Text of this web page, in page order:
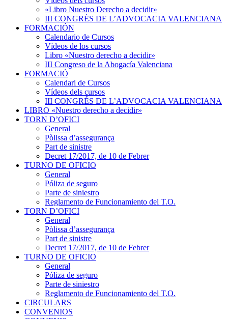
«Libro Nuestro Derecho a decidir»
III CONGRÉS DE L’ADVOCACIA VALENCIANA
FORMACIÓN
Calendario de Cursos
Vídeos de los cursos
Libro «Nuestro derecho a decidir»
III Congreso de la Abogacía Valenciana
FORMACIÓ
Calendari de Cursos
Vídeos dels cursos
III CONGRÉS DE L’ADVOCACIA VALENCIANA
LIBRO «Nuestro derecho a decidir»
TORN D’OFICI
General
Pòlissa d’assegurança
Part de sinistre
Decret 17/2017, de 10 de Febrer
TURNO DE OFICIO
General
Póliza de seguro
Parte de siniestro
Reglamento de Funcionamiento del T.O.
TORN D’OFICI
General
Pòlissa d’assegurança
Part de sinistre
Decret 17/2017, de 10 de Febrer
TURNO DE OFICIO
General
Póliza de seguro
Parte de siniestro
Reglamento de Funcionamiento del T.O.
CIRCULARS
CONVENIOS